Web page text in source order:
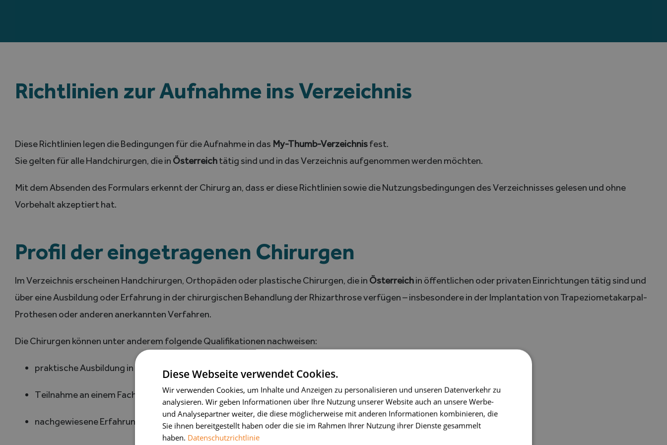
Richtlinien zur Aufnahme ins Verzeichnis
Diese Richtlinien legen die Bedingungen für die Aufnahme in das My-Thumb-Verzeichnisfest.
Sie gelten für alle Handchirurgen, die in Österreichtätig sind und in das Verzeichnis aufgenommen werden möchten.
Mit dem Absenden des Formulars erkennt der Chirurg an, dass er diese Richtlinien sowie die Nutzungsbedingungen des Verzeichnisses gelesen und ohne
Vorbehalt akzeptiert hat.
Profil der eingetragenen Chirurgen
Im Verzeichnis erscheinen Handchirurgen, Orthopäden oder plastische Chirurgen, die in Österreichin öffentlichen oder privaten Einrichtungen tätig sind und
über eine Ausbildung oder Erfahrung in der chirurgischen Behandlung der Rhizarthrose verfügen – insbesondere in der Implantation von Trapeziometakarpal-
Prothesen oder anderen anerkannten Verfahren.
Die Chirurgen können unter anderem folgende Qualifikationen nachweisen:
praktische Ausbildung in der Hand- oder Daumensattelgelenkchirurgie,
Teilnahme an einem Fachkongress oder einer speziellen Fortbildung,
nachgewiesene Erfahrung in der chirurgischen Behandlung der Rhizarthrose.
Diese Webseite verwendet Cookies.
Wir verwenden Cookies, um Inhalte und Anzeigen zu personalisieren und unseren Datenverkehr zu
analysieren. Wir geben Informationen über Ihre Nutzung unserer Website auch an unsere Werbe-
und Analysepartner weiter, die diese möglicherweise mit anderen Informationen kombinieren, die
Sie ihnen bereitgestellt haben oder die sie im Rahmen Ihrer Nutzung ihrer Dienste gesammelt
haben. Datenschutzrichtlinie